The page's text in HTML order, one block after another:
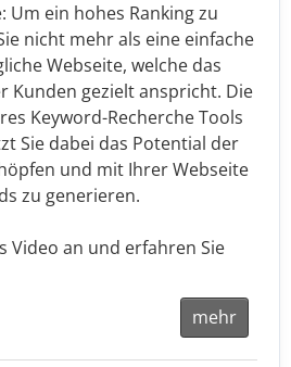
Um ein hohes Ranking zu
nicht mehr als eine einfache
Webseite, welche das
Kunden gezielt anspricht. Die
Keyword-Recherche Tools
Sie dabei das Potential der
und mit Ihrer Webseite
zu generieren.
Video an und erfahren Sie
mehr